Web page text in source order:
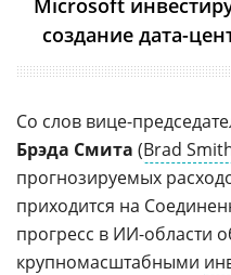
создание дата-
Со слов вице-
Брэда Смита (Brad
прогнозируемых
приходится на
прогресс в ИИ-области
крупномасштабными